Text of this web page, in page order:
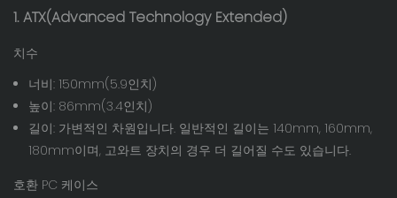
1. ATX(Advanced Technology Extended)
치수
너비: 150mm(5.9인치)
높이: 86mm(3.4인치)
길이: 가변적인 차원입니다. 일반적인 길이는 140mm, 160mm,
180mm이며, 고와트 장치의 경우 더 길어질 수도 있습니다.
호환 PC 케이스